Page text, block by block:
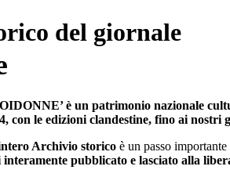
del giornale
è un patrimonio nazionale
con le edizioni clandestine, fino ai nostri
Archivio storico è un passo
pubblicato e lasciato alla